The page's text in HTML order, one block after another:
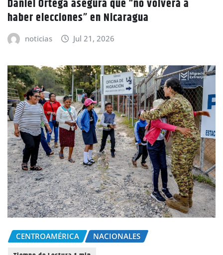
Daniel Ortega asegura que “no volverá a
haber elecciones” en Nicaragua
noticias Jul 21, 2026
CENTROAMÉRICA NACIONALES